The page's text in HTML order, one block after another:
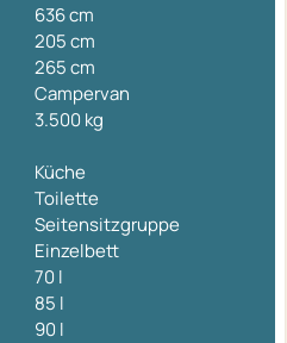
636 cm
205 cm
265 cm
Campervan
3.500 kg
Küche
Toilette
Seitensitzgruppe
Einzelbett
70 l
85 l
90 l